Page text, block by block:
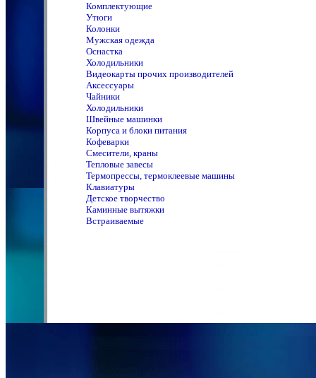
Комплектующие
Утюги
Колонки
Мужская одежда
Оснастка
Холодильники
Видеокарты прочих производителей
Аксессуары
Чайники
Холодильники
Швейные машинки
Корпуса и блоки питания
Кофеварки
Смесители, краны
Тепловые завесы
Термопрессы, термоклеевые машины
Клавиатуры
Детское творчество
Каминные вытяжки
Встраиваемые